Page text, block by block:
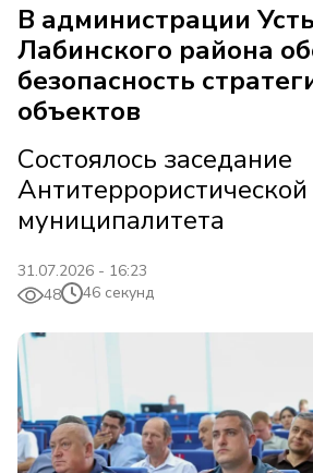
В администрации
Лабинского района
безопасность
объектов
Состоялось заседание
муниципалитета
31.07.2026 - 16:23
48
46 секунд